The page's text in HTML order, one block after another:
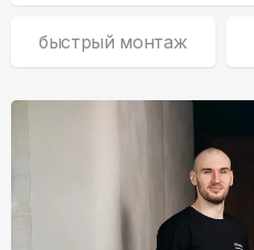
быстрый монтаж